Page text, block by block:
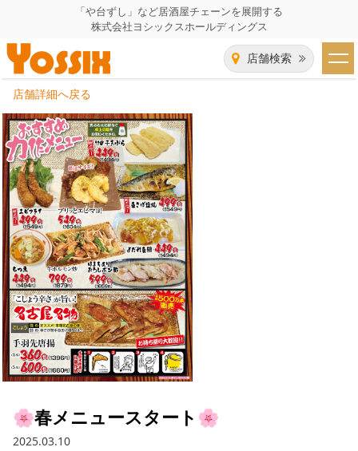
「や台ずし」など居酒屋チェーンを展開する
株式会社ヨシックスホールディングス
店舗検索
HOME
企業情報
企業情報トップ
代表者あいさつ
グループ会社
会社概要
沿革
経営陣
所在地
事業一覧
飲食事業紹介
飲食事業紹介トップ
や台ずし
ニパチ
これや
焼とりてっぱん
IR（株主・投資家）情報
IR情報トップ
会長メッセージ
コーポレートガバナンス
採用情報
採用情報トップ
パート・アルバイト
店舗物件・店舗施工管理業者の募集
お問い合わせ
店舗詳細へ戻る
🌸春メニュースタート🌸
2025.03.10